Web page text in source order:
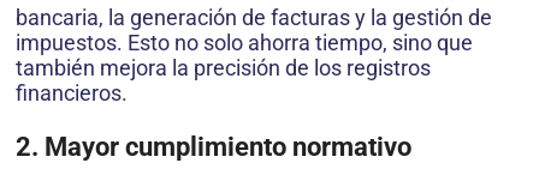
bancaria, la generación de facturas y la gestión de
impuestos. Esto no solo ahorra tiempo, sino que
también mejora la precisión de los registros
financieros.
2. Mayor cumplimiento normativo